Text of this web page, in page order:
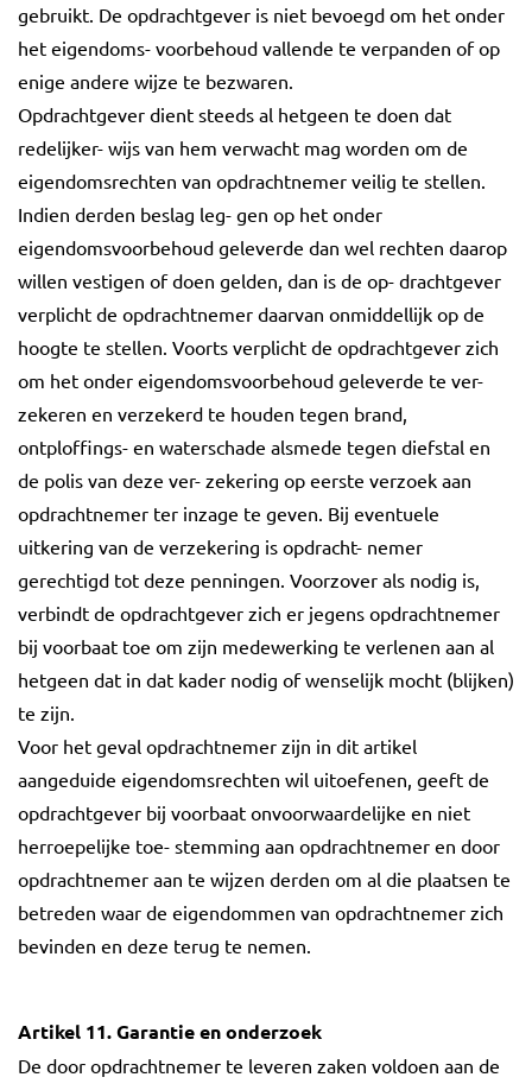
gebruikt. De opdrachtgever is niet bevoegd om het onder
het eigendoms- voorbehoud vallende te verpanden of op
enige andere wijze te bezwaren.
Opdrachtgever dient steeds al hetgeen te doen dat
redelijker- wijs van hem verwacht mag worden om de
eigendomsrechten van opdrachtnemer veilig te stellen.
Indien derden beslag leg- gen op het onder
eigendomsvoorbehoud geleverde dan wel rechten daarop
willen vestigen of doen gelden, dan is de op- drachtgever
verplicht de opdrachtnemer daarvan onmiddellijk op de
hoogte te stellen. Voorts verplicht de opdrachtgever zich
om het onder eigendomsvoorbehoud geleverde te ver-
zekeren en verzekerd te houden tegen brand,
ontploffings- en waterschade alsmede tegen diefstal en
de polis van deze ver- zekering op eerste verzoek aan
opdrachtnemer ter inzage te geven. Bij eventuele
uitkering van de verzekering is opdracht- nemer
gerechtigd tot deze penningen. Voorzover als nodig is,
verbindt de opdrachtgever zich er jegens opdrachtnemer
bij voorbaat toe om zijn medewerking te verlenen aan al
hetgeen dat in dat kader nodig of wenselijk mocht (blijken)
te zijn.
Voor het geval opdrachtnemer zijn in dit artikel
aangeduide eigendomsrechten wil uitoefenen, geeft de
opdrachtgever bij voorbaat onvoorwaardelijke en niet
herroepelijke toe- stemming aan opdrachtnemer en door
opdrachtnemer aan te wijzen derden om al die plaatsen te
betreden waar de eigendommen van opdrachtnemer zich
bevinden en deze terug te nemen.
Artikel 11. Garantie en onderzoek
De door opdrachtnemer te leveren zaken voldoen aan de